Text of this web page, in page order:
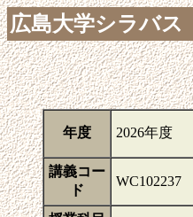
広島大学シラバス
年度 2026年度
講義コー
ド
WC102237